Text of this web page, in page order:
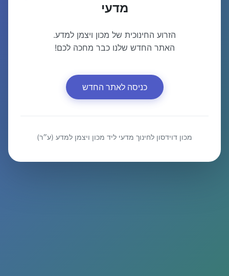
מדעי
הזרוע החינוכית של מכון ויצמן למדע.
האתר החדש שלנו כבר מחכה לכם!
כניסה לאתר החדש
מכון דוידסון לחינוך מדעי ליד מכון ויצמן למדע (ע״ר)